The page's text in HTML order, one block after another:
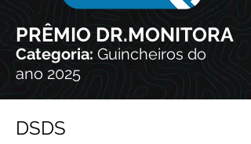
PRÊMIO DR.MONITORA
Categoria: Guincheiros do
ano 2025
DSDS